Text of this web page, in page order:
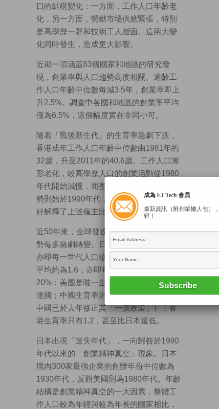
口的結構變化：一方面，工作人口年齡老
化，另一方面，勞動市場供應緊張，特別
是高學歷一群和技術工人層面。這兩大變
化同時發生，造成更大影響。
近期一項涵蓋83個國家和地區的研究發
現，創業率與人口趨勢高度相關。適齡工
作人口年齡中位數每減3.5年，創業率即上
升2.5%。調查中各國和地區的創業率平均
僅為6.5%，這個幅度實在非同小可。
隨着「戰後新生代」的生育率急劇下跌，
香港成年工作人口年齡中位數由1981年的
32歲，升至2011年的40.6歲。工作人口漸
形老化，較高學歷人口的創業活動從1980
年代開始減慢，而整體人口的創業活動跌
勢則始於1990年代，年齡中位數升勢，正
好解釋了上述僱主比率的跌勢。
近50年來，全球發達國家和地區的人口趨
勢每多急劇轉變。日本的生育率僅得1.3，
亦即每一世代人口縮減40%；歐洲生育率
平均約為1.6，亦即每一世代人口減縮
20%；美國是唯一生育率達替補水平的發
達國；中國生育率則低於替補水平（幸好
中國已於去年修正其「一孩政策」）；香
港生育率只有1.2，甚至比日本還低。
日本出現「迷失年代」，一向歸咎於1990
年代以來的「創業精神真空」現象。日本
境內300家最強企業的創辦年份中位數為
1930年代，反觀美國則為1980年代。年齡
結構是創業精神真空的一大因素，整體工
作人口較為年輕與較為年長的國家相比，
成為 EJ Tech 會員
最新資訊（附創業懶人包）
箱！